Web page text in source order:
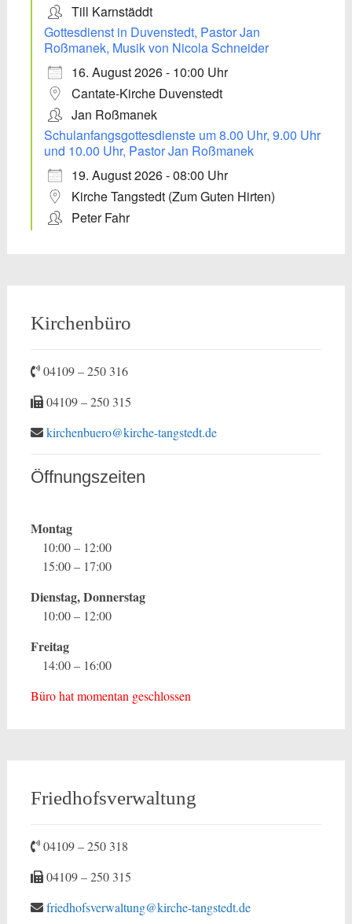
Till Karnstäddt
Gottesdienst in Duvenstedt, Pastor Jan
Roßmanek, Musik von Nicola Schneider
16. August 2026 - 10:00 Uhr
Cantate-Kirche Duvenstedt
Jan Roßmanek
Schulanfangsgottesdienste um 8.00 Uhr, 9.00 Uhr
und 10.00 Uhr, Pastor Jan Roßmanek
19. August 2026 - 08:00 Uhr
Kirche Tangstedt (Zum Guten Hirten)
Peter Fahr
Kirchenbüro
04109 – 250 316
04109 – 250 315
kirchenbuero@kirche-tangstedt.de
Öffnungszeiten
Montag
10:00 – 12:00
15:00 – 17:00
Dienstag, Donnerstag
10:00 – 12:00
Freitag
14:00 – 16:00
Büro hat momentan geschlossen
Friedhofsverwaltung
04109 – 250 318
04109 – 250 315
friedhofsverwaltung@kirche-tangstedt.de